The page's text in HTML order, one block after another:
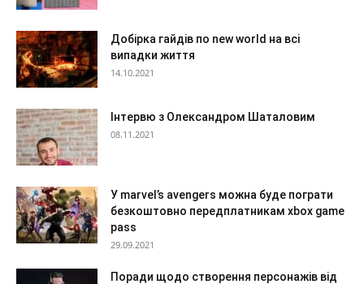
Добірка гайдів по new world на всі
випадки життя
14.10.2021
Інтервю з Олександром Шаталовим
08.11.2021
У marvel’s avengers можна буде пограти
безкоштовно передплатникам xbox game
pass
29.09.2021
Поради щодо створення персонажів від